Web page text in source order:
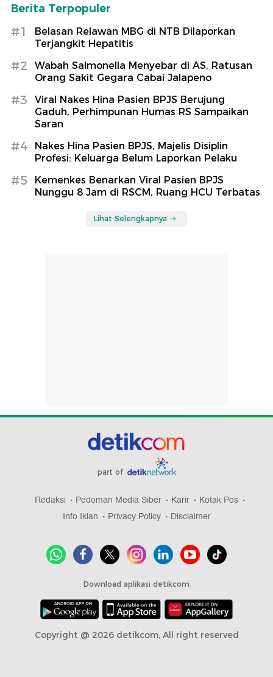
Berita Terpopuler
#1
Belasan Relawan MBG di NTB Dilaporkan
Terjangkit Hepatitis
#2
Wabah Salmonella Menyebar di AS, Ratusan
Orang Sakit Gegara Cabai Jalapeno
#3
Viral Nakes Hina Pasien BPJS Berujung
Gaduh, Perhimpunan Humas RS Sampaikan
Saran
#4
Nakes Hina Pasien BPJS, Majelis Disiplin
Profesi: Keluarga Belum Laporkan Pelaku
#5
Kemenkes Benarkan Viral Pasien BPJS
Nunggu 8 Jam di RSCM, Ruang HCU Terbatas
Lihat Selengkapnya
part of
Redaksi Pedoman Media Siber Karir
Kotak Pos
Info Iklan
Privacy Policy Disclaimer
Download aplikasi detikcom
Copyright @ 2026 detikcom, All right reserved